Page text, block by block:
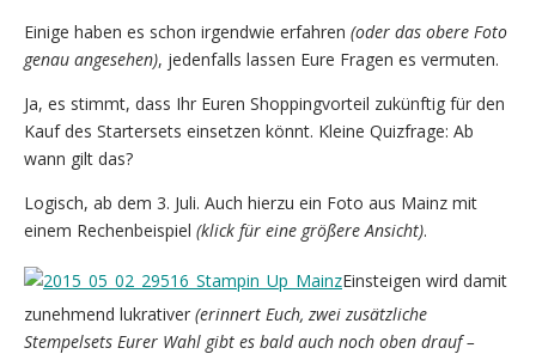
Einige haben es schon irgendwie erfahren (oder das obere Foto
genau angesehen), jedenfalls lassen Eure Fragen es vermuten.
Ja, es stimmt, dass Ihr Euren Shoppingvorteil zukünftig für den
Kauf des Startersets einsetzen könnt. Kleine Quizfrage: Ab
wann gilt das?
Logisch, ab dem 3. Juli. Auch hierzu ein Foto aus Mainz mit
einem Rechenbeispiel (klick für eine größere Ansicht).
Einsteigen wird damit
zunehmend lukrativer (erinnert Euch, zwei zusätzliche
Stempelsets Eurer Wahl gibt es bald auch noch oben drauf –